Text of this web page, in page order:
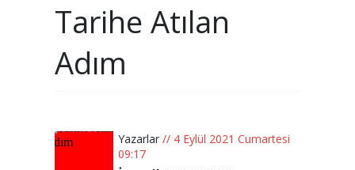
Tarihe Atılan
Adım
Yazarlar // 4 Eylül 2021 Cumartesi
09:17